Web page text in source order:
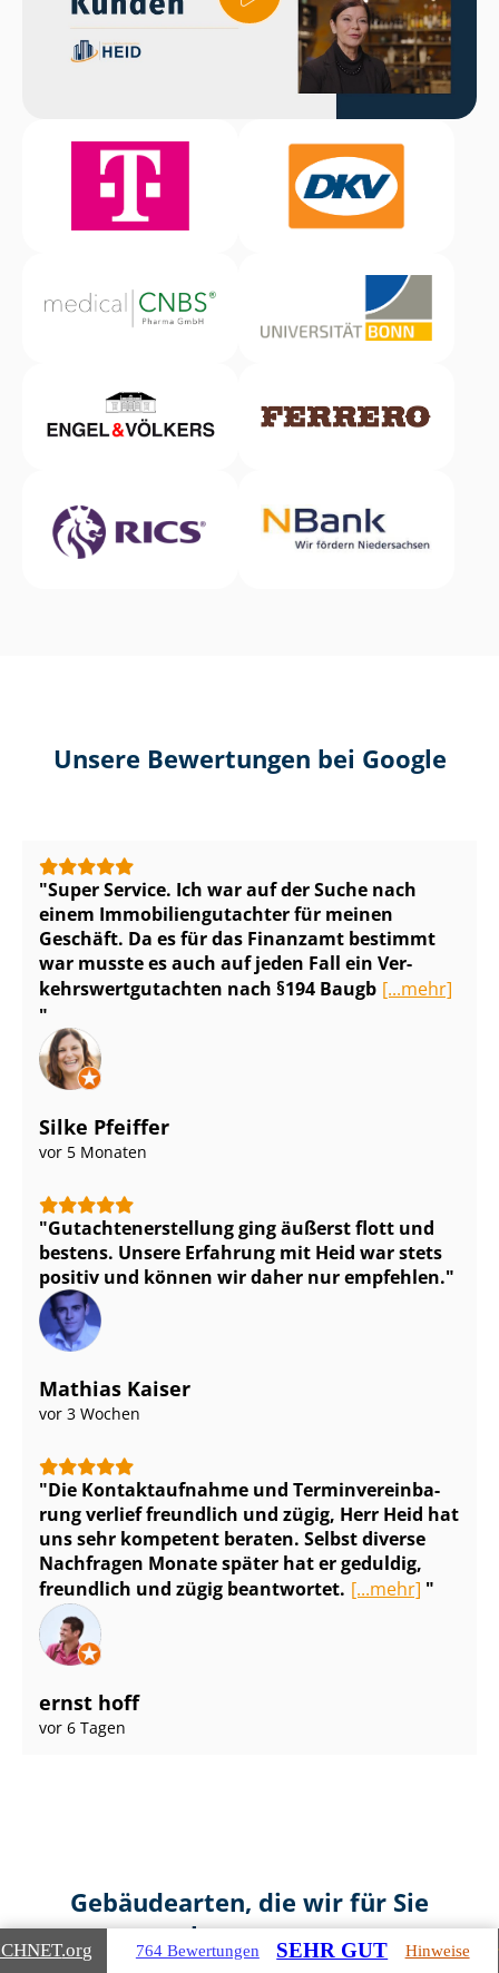
Unsere Bewertungen bei Google
Super Service. Ich war auf der Suche nach
einem Im­mo­bi­li­en­gut­ach­ter für meinen
Geschäft. Da es für das Finanzamt bestimmt
war musste es auch auf jeden Fall ein Ver­
kehrs­wert­gut­ach­ten nach §194 Baugb [...mehr]
Silke Pfeiffer
vor 5 Monaten
Gut­ach­ten­er­stel­lung ging äußerst flott und
bestens. Unsere Erfahrung mit Heid war stets
positiv und können wir daher nur empfehlen.
Mathias Kaiser
vor 3 Wochen
Die Kontaktaufnahme und Ter­min­ver­ein­ba­
rung verlief freundlich und zügig, Herr Heid hat
uns sehr kompetent beraten. Selbst diverse
Nachfragen Monate später hat er geduldig,
freundlich und zügig beantwortet. [...mehr]
ernst hoff
vor 6 Tagen
Gebäudearten, die wir für Sie
bewerten
.org 764 Bewertungen SEHR GUT Hinweise